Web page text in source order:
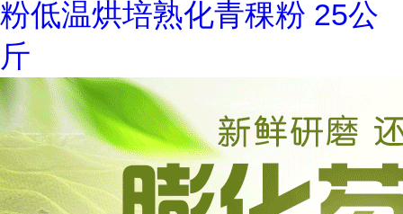
粉低温烘培熟化青稞粉 25公
斤